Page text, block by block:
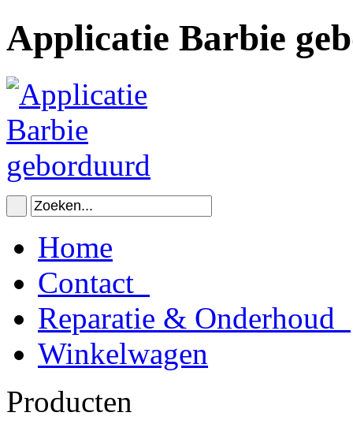
Applicatie Barbie
Home
Contact
Reparatie & Onderhoud
Winkelwagen
Producten